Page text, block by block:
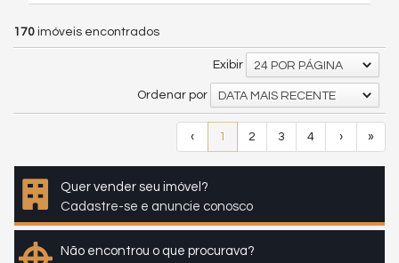
170 imóveis encontrados
Exibir 24 POR PÁGINA
Ordenar por DATA MAIS RECENTE
‹ 1 2 3 4 › »
Quer vender seu imóvel?
Cadastre-se e anuncie conosco
Não encontrou o que procurava?